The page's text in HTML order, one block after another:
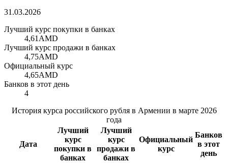
31.03.2026
Лучший курс покупки в банках
4,61 AMD
Лучший курс продажи в банках
4,75AMD
Официальный курс
4,65AMD
Банков в этот день
4
История курса российского рубля в Армении в марте 2026
года
Дата
Лучший
курс
покупки в
банках
Лучший
курс
продажи в
банках
Официальный
курс
Банков
в этот
день